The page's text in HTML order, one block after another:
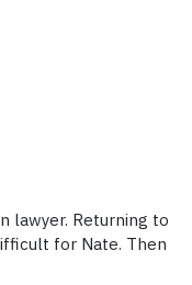
lawyer. Returning to
for Nate. Then